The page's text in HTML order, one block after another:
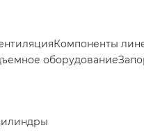
Компоненты
оборудование